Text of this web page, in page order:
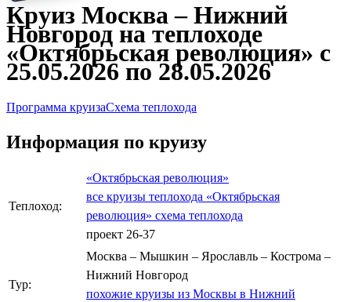
Круиз Москва – Нижний
Новгород на теплоходе
«Октябрьская революция» с
25.05.2026 по 28.05.2026
Программа круизаСхема теплохода
Информация по круизу
Теплоход:
«Октябрьская революция»
все круизы теплохода «Октябрьская
революция» схема теплохода
проект 26-37
Тур:
Москва – Мышкин – Ярославль – Кострома –
Нижний Новгород
похожие круизы из Москвы в Нижний